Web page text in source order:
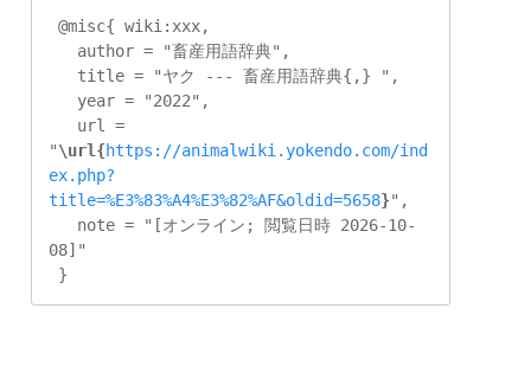
"\url{https://animalwiki.yokendo.com/ind
ex.php?
title=%E3%83%A4%E3%82%AF&oldid=5658}",
08]"